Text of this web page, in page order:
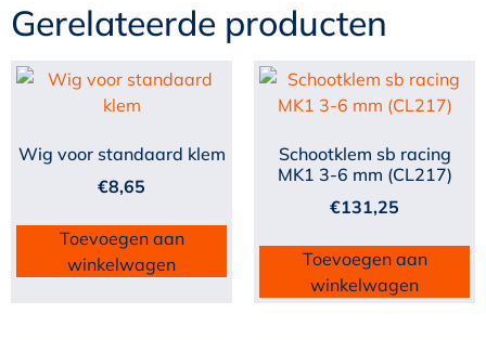
Gerelateerde producten
Wig voor standaard klem
€8,65
Toevoegen aan
winkelwagen
Schootklem sb racing
MK1 3-6 mm (CL217)
€131,25
Toevoegen aan
winkelwagen